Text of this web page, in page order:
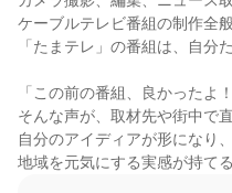
ケーブルテレビ番組の制作全
「たまテレ」の番組は、自分
「この前の番組、良かったよ！
そんな声が、取材先や街中で
自分のアイディアが形になり、
地域を元気にする実感が持て